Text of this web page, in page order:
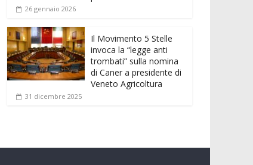
26 gennaio 2026
Il Movimento 5 Stelle
invoca la “legge anti
trombati” sulla nomina
di Caner a presidente di
Veneto Agricoltura
31 dicembre 2025